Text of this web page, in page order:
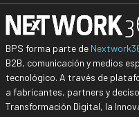
BPS forma parte de
B2B, comunicación y medios
tecnológico. A través de
a fabricantes, partners y
Transformación Digital, la